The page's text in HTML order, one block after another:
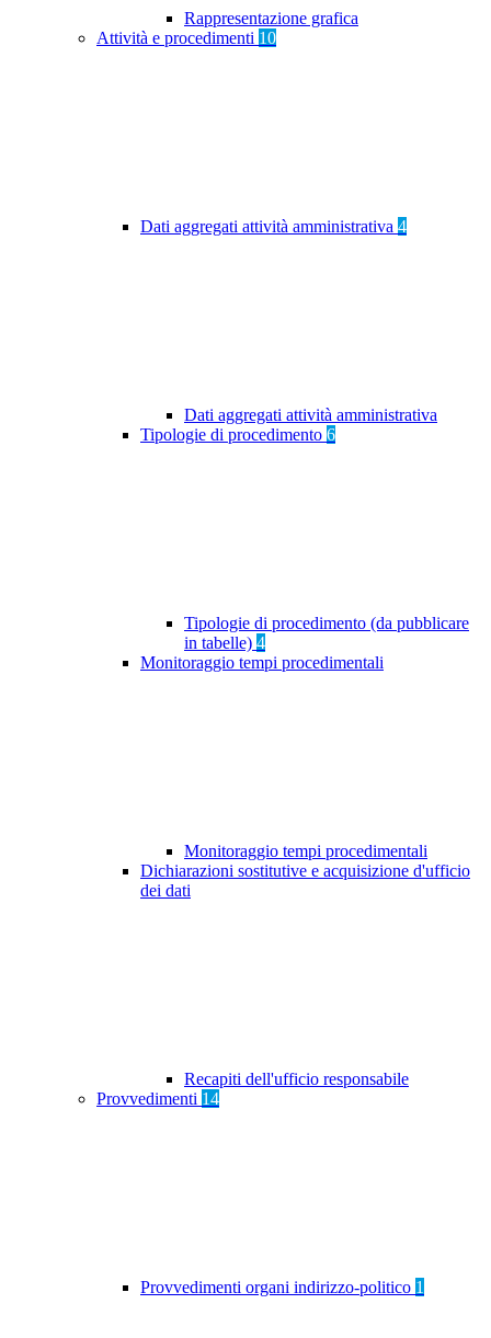
Rappresentazione grafica
Attività e procedimenti 10
Dati aggregati attività amministrativa 4
Dati aggregati attività amministrativa
Tipologie di procedimento 6
Tipologie di procedimento (da pubblicare
in tabelle) 4
Monitoraggio tempi procedimentali
Monitoraggio tempi procedimentali
Dichiarazioni sostitutive e acquisizione d'ufficio
dei dati
Recapiti dell'ufficio responsabile
Provvedimenti 14
Provvedimenti organi indirizzo-politico 1